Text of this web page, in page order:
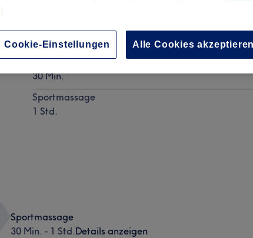
Details anzeigen
Sportmassage
30 Min.
Sportmassage
1 Std.
Sportmassage
30 Min. - 1 Std.Details anzeigen
Cookie-Einstellungen Alle Cookies akzeptieren